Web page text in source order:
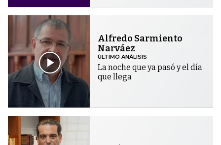
Alfredo Sarmiento
Narváez
ÚLTIMO ANÁLISIS
La noche que ya pasó y el día
que llega